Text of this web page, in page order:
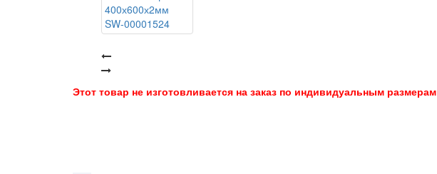
Этот товар не изготовливается на заказ по индивидуальным размерам